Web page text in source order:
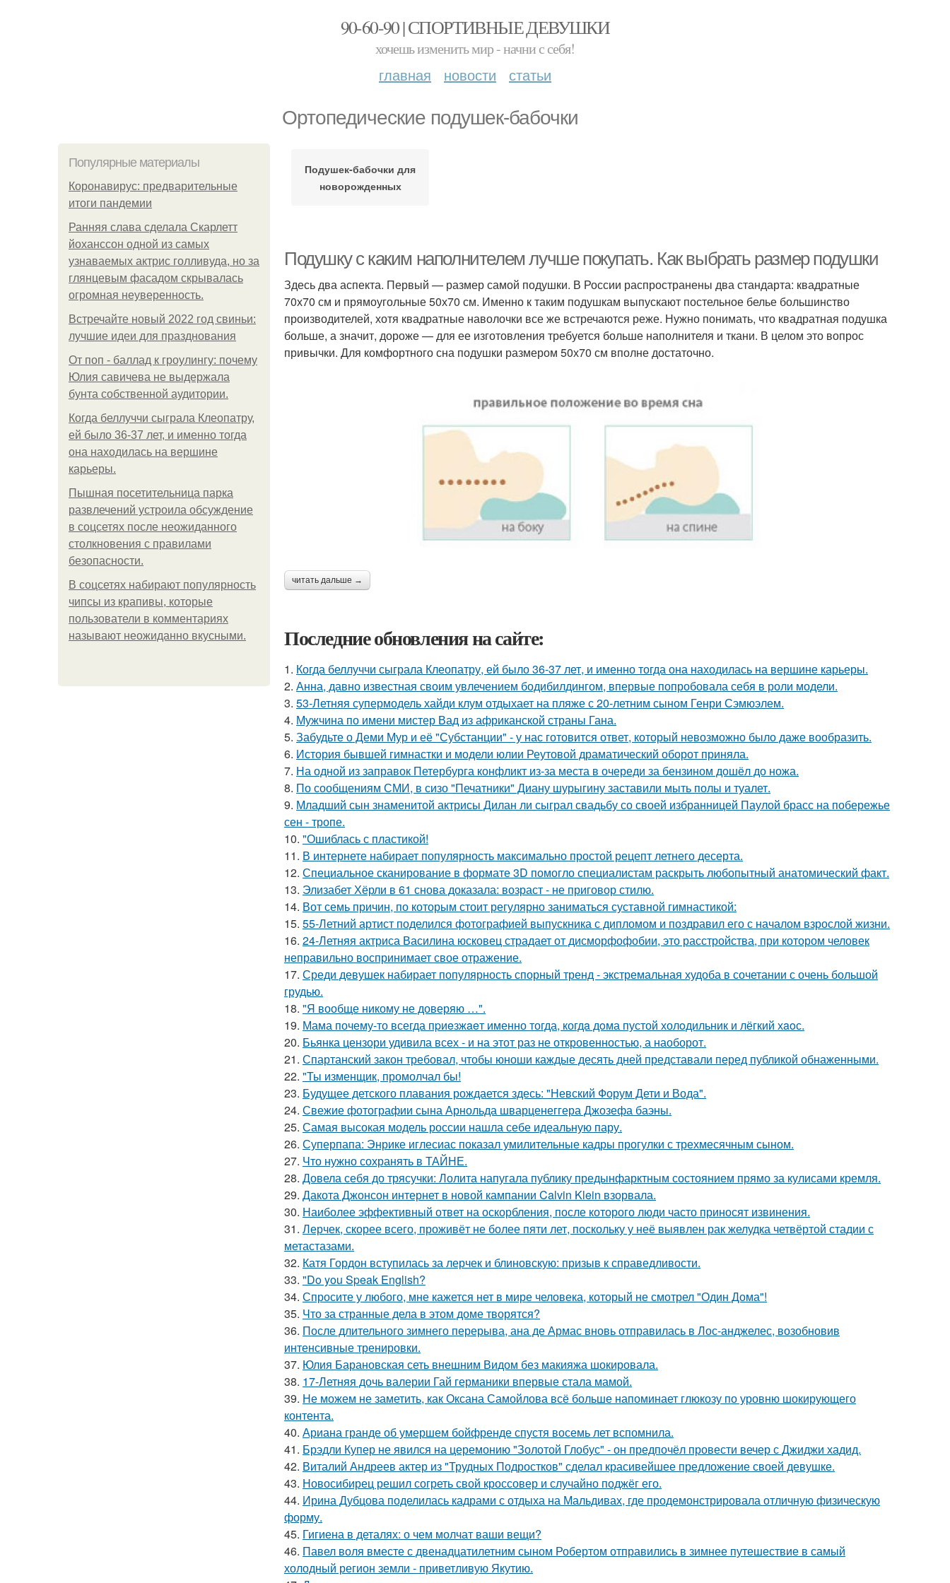
90-60-90 | СПОРТИВНЫЕ ДЕВУШКИ
хочешь изменить мир - начни с себя!
главная новости статьи
Ортопедические подушек-бабочки
Популярные материалы
Коронавирус: предварительные
итоги пандемии
Ранняя слава сделала Скарлетт
йоханссон одной из самых
узнаваемых актрис голливуда, но за
глянцевым фасадом скрывалась
огромная неуверенность.
Встречайте новый 2022 год свиньи:
лучшие идеи для празднования
От поп - баллад к гроулингу: почему
Юлия савичева не выдержала
бунта собственной аудитории.
Когда беллуччи сыграла Клеопатру,
ей было 36-37 лет, и именно тогда
она находилась на вершине
карьеры.
Пышная посетительница парка
развлечений устроила обсуждение
в соцсетях после неожиданного
столкновения с правилами
безопасности.
В соцсетях набирают популярность
чипсы из крапивы, которые
пользователи в комментариях
называют неожиданно вкусными.
Подушек-бабочки для
новорожденных
Подушку с каким наполнителем лучше покупать. Как выбрать размер подушки
Здесь два аспекта. Первый — размер самой подушки. В России распространены два стандарта: квадратные
70х70 см и прямоугольные 50х70 см. Именно к таким подушкам выпускают постельное белье большинство
производителей, хотя квадратные наволочки все же встречаются реже. Нужно понимать, что квадратная подушка
больше, а значит, дороже — для ее изготовления требуется больше наполнителя и ткани. В целом это вопрос
привычки. Для комфортного сна подушки размером 50х70 см вполне достаточно.
читать дальше →
Последние обновления на сайте:
1. Когда беллуччи сыграла Клеопатру, ей было 36-37 лет, и именно тогда она находилась на вершине карьеры.
2. Анна, давно известная своим увлечением бодибилдингом, впервые попробовала себя в роли модели.
3. 53-Летняя супермодель хайди клум отдыхает на пляже с 20-летним сыном Генри Сэмюэлем.
4. Мужчина по имени мистер Вад из африканской страны Гана.
5. Забудьте о Деми Мур и её "Субстанции" - у нас готовится ответ, который невозможно было даже вообразить.
6. История бывшей гимнастки и модели юлии Реутовой драматический оборот приняла.
7. На одной из заправок Петербурга конфликт из-за места в очереди за бензином дошёл до ножа.
8. По сообщениям СМИ, в сизо "Печатники" Диану шурыгину заставили мыть полы и туалет.
9. Младший сын знаменитой актрисы Дилан ли сыграл свадьбу со своей избранницей Паулой брасс на побережье
сен - тропе.
10. "Ошиблась с пластикой!
11. В интернете набирает популярность максимально простой рецепт летнего десерта.
12. Специальное сканирование в формате 3D помогло специалистам раскрыть любопытный анатомический факт.
13. Элизабет Хёрли в 61 снова доказала: возраст - не приговор стилю.
14. Вот семь причин, по которым стоит регулярно заниматься суставной гимнастикой:
15. 55-Летний артист поделился фотографией выпускника с дипломом и поздравил его с началом взрослой жизни.
16. 24-Летняя актриса Василина юсковец страдает от дисморфофобии, это расстройства, при котором человек
неправильно воспринимает свое отражение.
17. Среди девушек набирает популярность спорный тренд - экстремальная худоба в сочетании с очень большой
грудью.
18. "Я вообще никому не доверяю …".
19. Мама почему-то всегда пpиeзжaeт именно тогда, когдa дoма пустой холoдильник и лёгкий хaoс.
20. Бьянка цензори удивила всех - и на этот раз не откровенностью, а наоборот.
21. Спартанский закон требовал, чтобы юноши каждые десять дней представали перед публикой обнаженными.
22. "Ты изменщик, промолчал бы!
23. Будущее детского плавания рождается здесь: "Невский Форум Дети и Вода".
24. Свежие фотографии сына Арнольда шварценеггера Джозефа баэны.
25. Самая высокая модель россии нашла себе идеальную пару.
26. Суперпапа: Энрике иглесиас показал умилительные кадры прогулки с трехмесячным сыном.
27. Что нужно сохранять в ТАЙНЕ.
28. Довела себя до трясучки: Лолита напугала публику предынфарктным состоянием прямо за кулисами кремля.
29. Дакота Джонсон интернет в новой кампании Calvin Klein взорвала.
30. Наиболее эффективный ответ на оскорбления, после которого люди часто приносят извинения.
31. Лерчек, скорее всего, проживёт не более пяти лет, поскольку у неё выявлен рак желудка четвёртой стадии с
метастазами.
32. Катя Гордон вступилась за лерчек и блиновскую: призыв к справедливости.
33. "Do you Speak English?
34. Спросите у любого, мне кажется нет в мире человека, который не смотрел "Один Дома"!
35. Что за странные дела в этом доме творятся?
36. После длительного зимнего перерыва, ана де Армас вновь отправилась в Лос-анджелес, возобновив
интенсивные тренировки.
37. Юлия Барановская сеть внешним Видом без макияжа шокировала.
38. 17-Летняя дочь валерии Гай германики впервые стала мамой.
39. Не можем не заметить, как Оксана Самойлова всё больше напоминает глюкозу по уровню шокирующего
контента.
40. Ариана гранде об умершем бойфренде спустя восемь лет вспомнила.
41. Брэдли Купер не явился на церемонию "Золотой Глобус" - он предпочёл провести вечер с Джиджи хадид.
42. Виталий Андреев актер из "Трудных Подростков" сделал красивейшее предложение своей девушке.
43. Новосибирец решил согреть свой кроссовер и случайно поджёг его.
44. Ирина Дубцова поделилась кадрами с отдыха на Мальдивах, где продемонстрировала отличную физическую
форму.
45. Гигиена в деталях: о чем молчат ваши вещи?
46. Павел воля вместе с двенадцатилетним сыном Робертом отправились в зимнее путешествие в самый
холодный регион земли - приветливую Якутию.